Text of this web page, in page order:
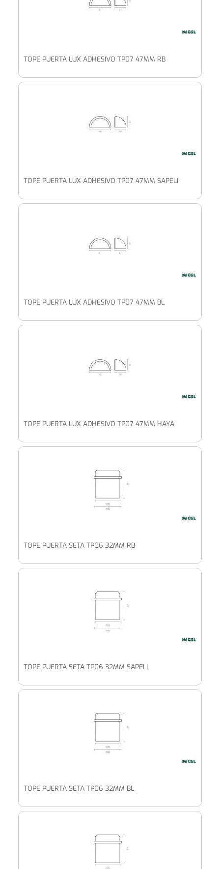
TOPE PUERTA LUX ADHESIVO TP07 47MM RB
TOPE PUERTA LUX ADHESIVO TP07 47MM SAPELI
TOPE PUERTA LUX ADHESIVO TP07 47MM BL
TOPE PUERTA LUX ADHESIVO TP07 47MM HAYA
TOPE PUERTA SETA TP06 32MM RB
TOPE PUERTA SETA TP06 32MM SAPELI
TOPE PUERTA SETA TP06 32MM BL